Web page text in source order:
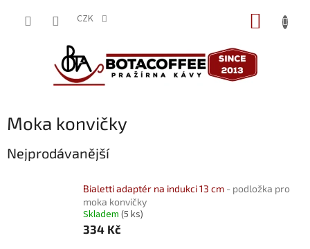
CZK
Moka konvičky
Nejprodávanější
Bialetti adaptér na indukci 13 cm - podložka pro
moka konvičky
Skladem (5 ks)
334 Kč